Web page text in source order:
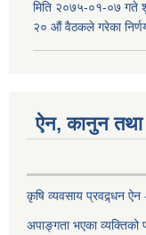
मिति २०७५-०१-०७ गते
२० औं वैठकले गरेका
ऐन, कानुन तथा
कृषि व्यवसाय प्रवद्र्धन
अपाङ्गता भएका व्यक्तिको